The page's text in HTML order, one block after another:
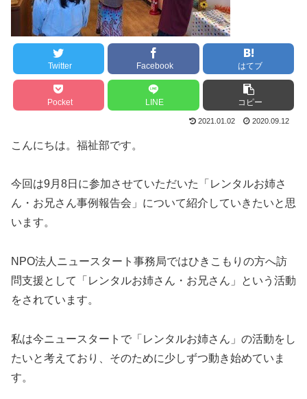
Twitter Facebook はてブ
Pocket LINE コピー
2021.01.02 2020.09.12
こんにちは。福祉部です。
今回は9月8日に参加させていただいた「レンタルお姉さ
ん・お兄さん事例報告会」について紹介していきたいと思
います。
NPO法人ニュースタート事務局ではひきこもりの方へ訪
問支援として「レンタルお姉さん・お兄さん」という活動
をされています。
私は今ニュースタートで「レンタルお姉さん」の活動をし
たいと考えており、そのために少しずつ動き始めていま
す。